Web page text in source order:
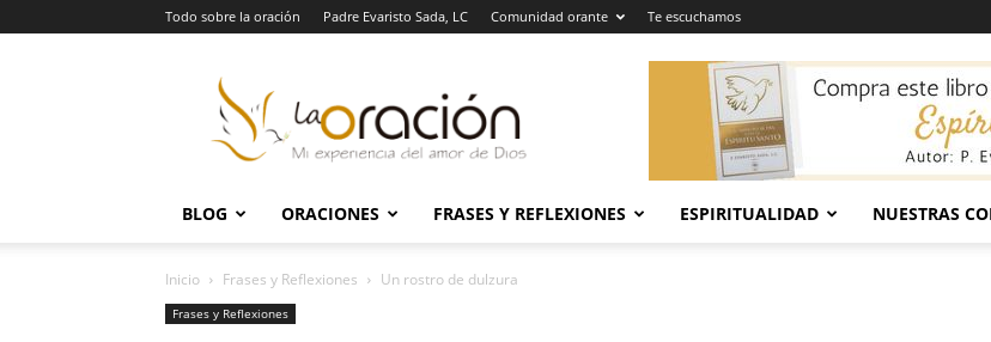
Todo sobre la oración Padre Evaristo Sada, LC Comunidad orante Te escuchamos
Oración
BLOG ORACIONES FRASES Y REFLEXIONES ESPIRITUALIDAD NUESTRAS
Inicio Frases y Reflexiones Un rostro de dulzura
Frases y Reflexiones